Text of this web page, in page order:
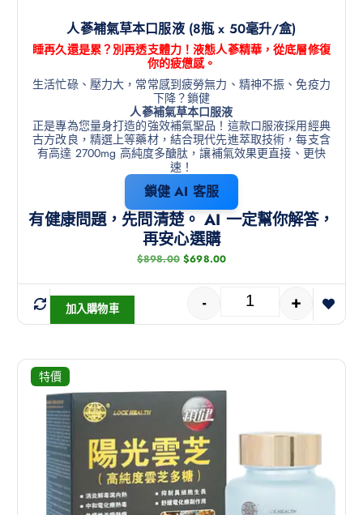
人蔘補氣草本口服液 (8瓶 x 50毫升/盒)
睡再久還是累？別再透支體力！液態人蔘精華，從底層修復
你的疲憊感。
生活忙碌、壓力大，常常感到疲勞無力、精神不振、免疫力
下降？鎖健
人蔘補氣草本口服液
正是專為您量身打造的強效補氣聖品！這款口服液採用經典
古方改良，精選上等藥材，結合現代先進萃取技術，每支含
有高達 2700mg 高純度多醣肽，讓補氣效果更直接、更快
速！
鎖健 AI 客服
有健康問題，先問清楚。 AI 一定幫你解答，
再安心選購
$898.00 $698.00
- +
加入購物車
特價